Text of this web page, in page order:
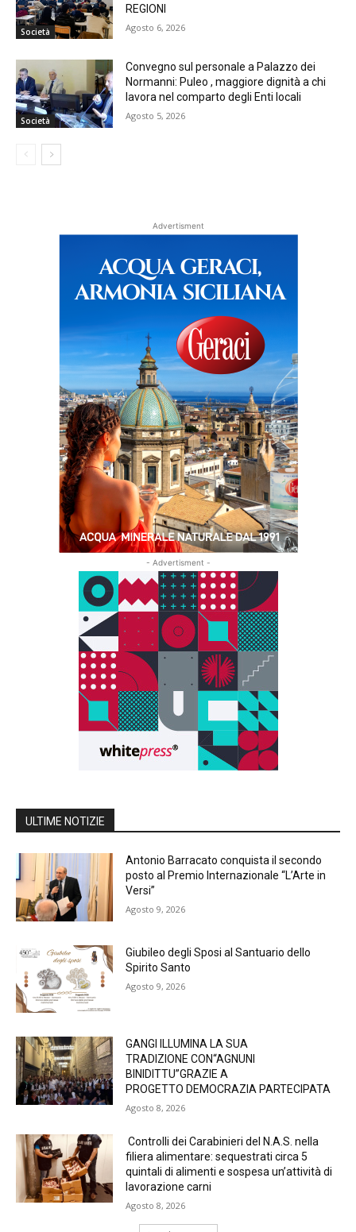
Società
REGIONI
Agosto 6, 2026
Società
Convegno sul personale a Palazzo dei
Normanni: Puleo , maggiore dignità a chi
lavora nel comparto degli Enti locali
Agosto 5, 2026
Advertisment
- Advertisment -
ULTIME NOTIZIE
Antonio Barracato conquista il secondo
posto al Premio Internazionale “L’Arte in
Versi”
Agosto 9, 2026
Giubileo degli Sposi al Santuario dello
Spirito Santo
Agosto 9, 2026
GANGI ILLUMINA LA SUA
TRADIZIONE CON“AGNUNI
BINIDITTU”GRAZIE A
PROGETTO DEMOCRAZIA PARTECIPATA
Agosto 8, 2026
Controlli dei Carabinieri del N.A.S. nella
filiera alimentare: sequestrati circa 5
quintali di alimenti e sospesa un’attività di
lavorazione carni
Agosto 8, 2026